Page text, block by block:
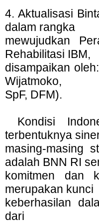
4. Aktualisasi
dalam rangka
mewujudkan
Rehabilitasi IBM,
disampaikan
Wijatmoko,
SpF, DFM).
Kondisi
terbentuknya
masing-masing
adalah BNN RI
komitmen dan
merupakan kunci
keberhasilan
dari